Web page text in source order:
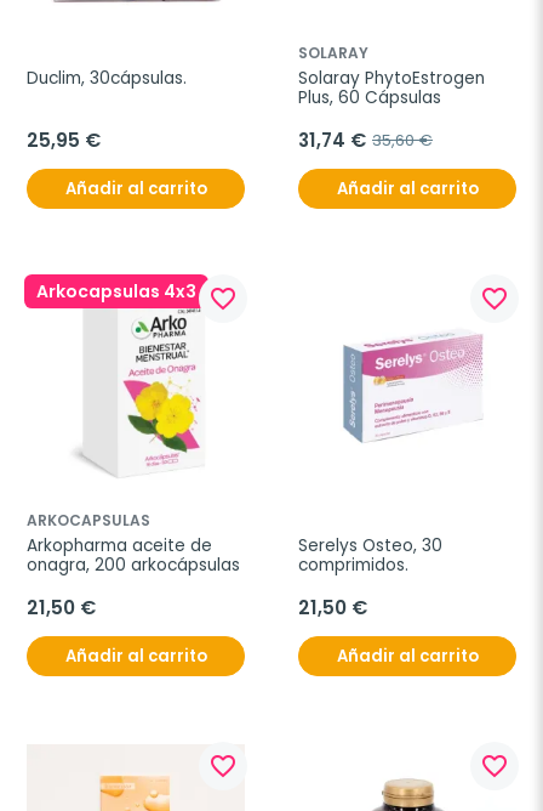
Duclim, 30cápsulas.
25,95 €
Añadir al carrito
SOLARAY
Solaray PhytoEstrogen
Plus, 60 Cápsulas
31,74 € 35,60 €
Añadir al carrito
Arkocapsulas 4x3 favorite_border
ARKOCAPSULAS
Arkopharma aceite de
onagra, 200 arkocápsulas
21,50 €
Añadir al carrito
favorite_border
Serelys Osteo, 30
comprimidos.
21,50 €
Añadir al carrito
favorite_border favorite_border